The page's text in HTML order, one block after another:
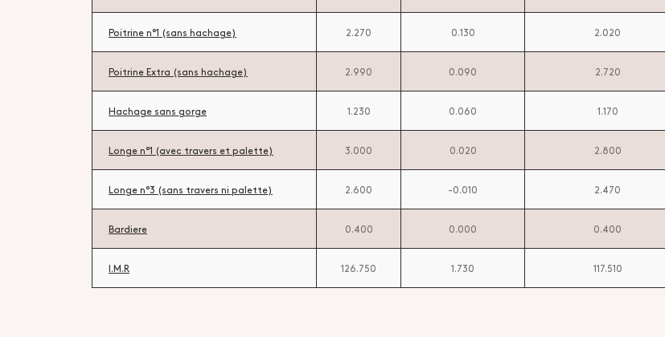
Poitrine n°1 (sans hachage) 2.270 0.130 2.020
Poitrine Extra (sans hachage) 2.990 0.090 2.720
Hachage sans gorge 1.230 0.060 1.170
Longe n°1 (avec travers et palette) 3.000 0.020 2.800
Longe n°3 (sans travers ni palette) 2.600 -0.010 2.470
Bardiere 0.400 0.000 0.400
I.M.R 126.750 1.730 117.510